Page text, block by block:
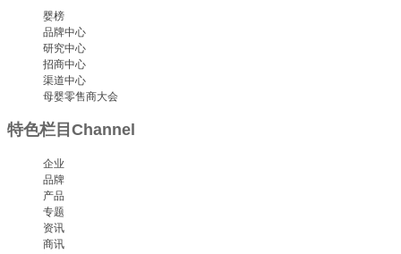
婴榜
品牌中心
研究中心
招商中心
渠道中心
母婴零售商大会
特色栏目 Channel
企业
品牌
产品
专题
资讯
商讯